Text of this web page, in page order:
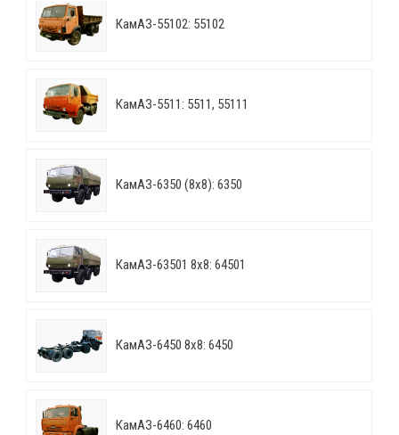
КамАЗ-55102: 55102
КамАЗ-5511: 5511, 55111
КамАЗ-6350 (8х8): 6350
КамАЗ-63501 8х8: 64501
КамАЗ-6450 8х8: 6450
КамАЗ-6460: 6460